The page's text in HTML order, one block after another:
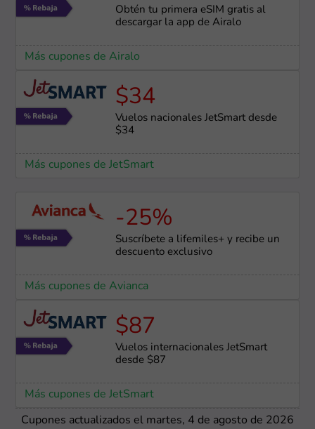
Obtén tu primera eSIM gratis al
descargar la app de Airalo
Más cupones de Airalo
$34
Vuelos nacionales JetSmart desde
$34
Más cupones de JetSmart
-25%
Suscríbete a lifemiles+ y recibe un
descuento exclusivo
Más cupones de Avianca
$87
Vuelos internacionales JetSmart
desde $87
Más cupones de JetSmart
Cupones actualizados el martes, 4 de agosto de 2026